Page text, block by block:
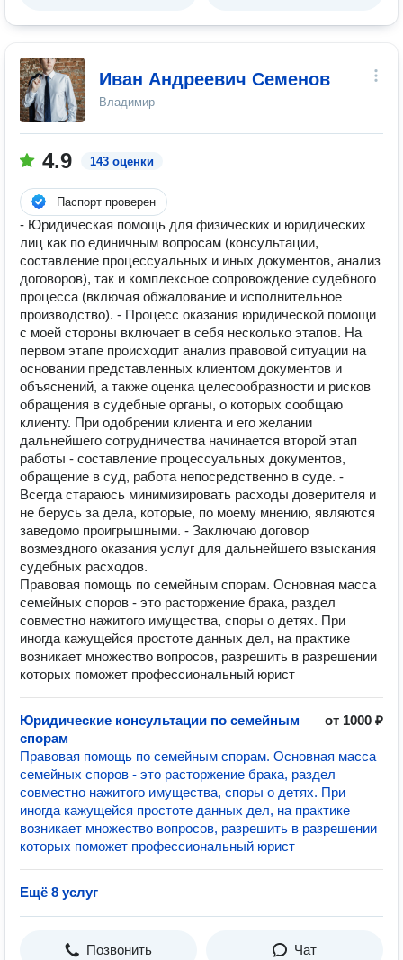
Иван Андреевич Семенов
Владимир
4.9 143 оценки
Паспорт проверен
- Юридическая помощь для физических и юридических
лиц как по единичным вопросам (консультации,
составление процессуальных и иных документов, анализ
договоров), так и комплексное сопровождение судебного
процесса (включая обжалование и исполнительное
производство). - Процесс оказания юридической помощи
с моей стороны включает в себя несколько этапов. На
первом этапе происходит анализ правовой ситуации на
основании представленных клиентом документов и
объяснений, а также оценка целесообразности и рисков
обращения в судебные органы, о которых сообщаю
клиенту. При одобрении клиента и его желании
дальнейшего сотрудничества начинается второй этап
работы - составление процессуальных документов,
обращение в суд, работа непосредственно в суде. -
Всегда стараюсь минимизировать расходы доверителя и
не берусь за дела, которые, по моему мнению, являются
заведомо проигрышными. - Заключаю договор
возмездного оказания услуг для дальнейшего взыскания
судебных расходов.
Правовая помощь по семейным спорам. Основная масса
семейных споров - это расторжение брака, раздел
совместно нажитого имущества, споры о детях. При
иногда кажущейся простоте данных дел, на практике
возникает множество вопросов, разрешить в разрешении
которых поможет профессиональный юрист
Юридические консультации по семейным
спорам
от 1000 ₽
Правовая помощь по семейным спорам. Основная масса
семейных споров - это расторжение брака, раздел
совместно нажитого имущества, споры о детях. При
иногда кажущейся простоте данных дел, на практике
возникает множество вопросов, разрешить в разрешении
которых поможет профессиональный юрист
Ещё 8 услуг
Позвонить Чат